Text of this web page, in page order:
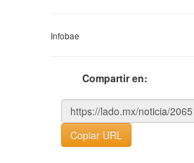
Infobae
Compartir en:
Copiar URL